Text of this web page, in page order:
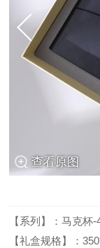
查看原图
【系列】：马克杯
【礼盒规格】：